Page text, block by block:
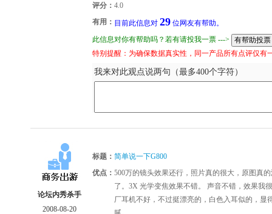
评分： 4.0
有用： 目前此信息对 29 位网友有帮助。
此信息对你有帮助吗？若有请投我一票 --->
特别提醒：为确保数据真实性，同一产品所有点评仅有
我来对此观点说两句（最多400个字符）
论坛内秀杀手
2008-08-20
标题： 简单说一下G800
优点： 500万的镜头效果还行，照片真的很大，原图真
了。3X 光学变焦效果不错。 声音不错，效果我
厂耳机不好，不过挺漂亮的，白色入耳似的，显